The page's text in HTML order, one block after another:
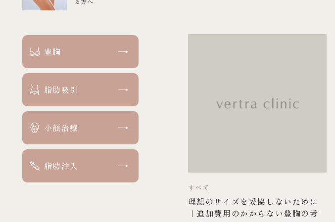
豊胸
脂肪吸引
小顔治療
脂肪注入
すべて
理想のサイズを妥協しないために
｜追加費用のかからない豊胸の考